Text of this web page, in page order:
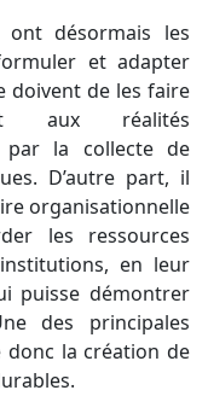
désormais les
et adapter
doivent de les faire
aux réalités
par la collecte de
D’autre part, il
organisationnelle
les ressources
en leur
puisse démontrer
des principales
la création de